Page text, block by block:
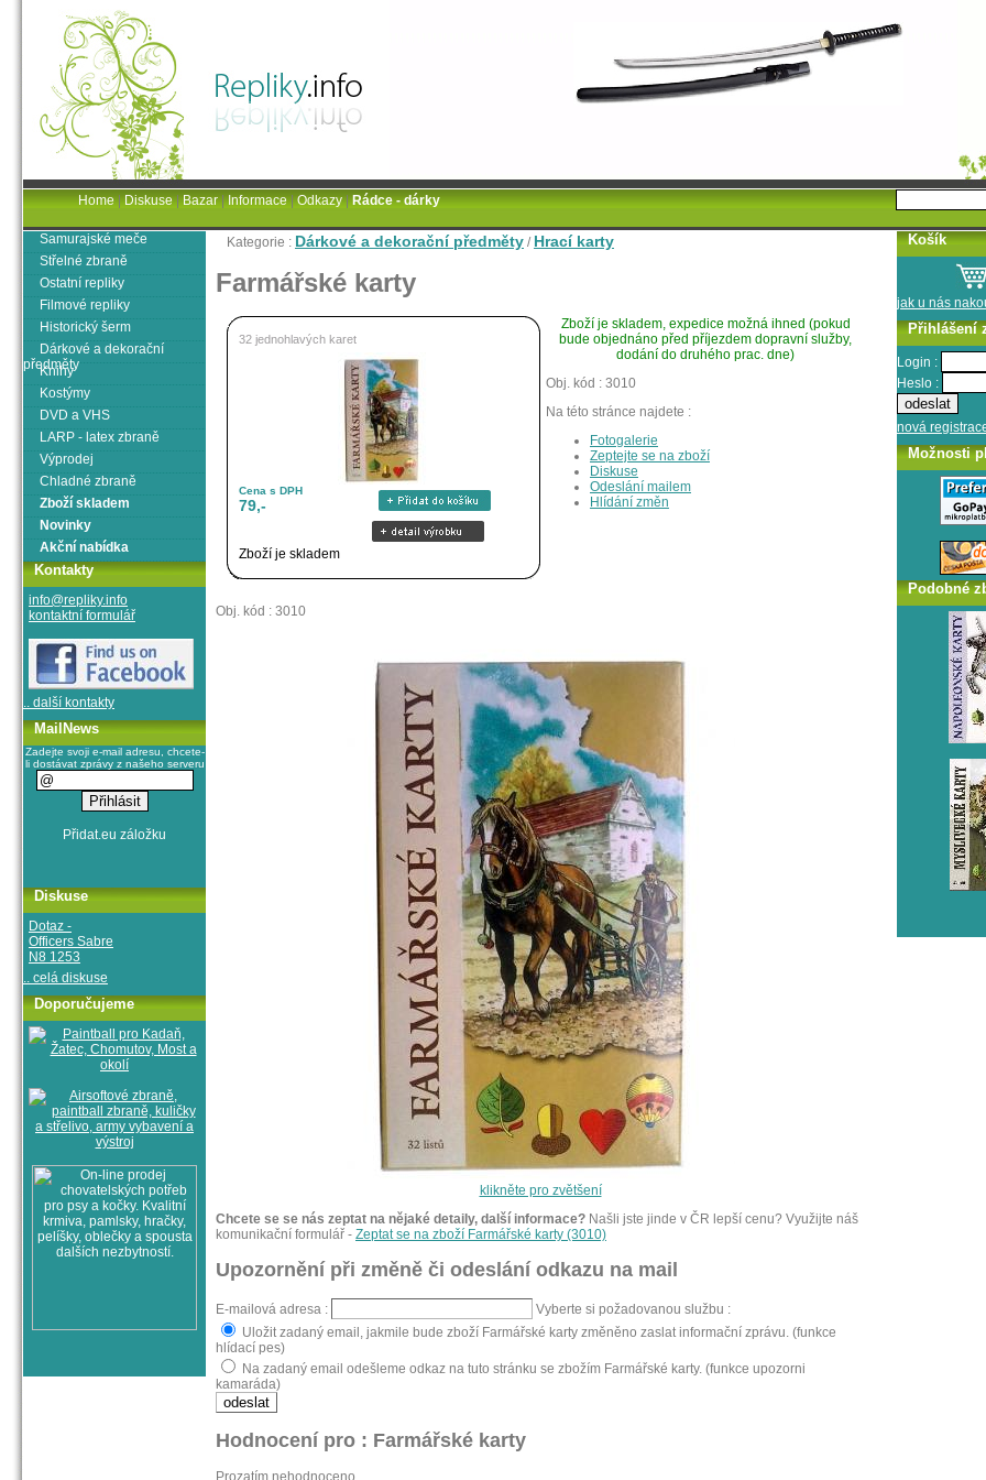
Kategorie : Dárkové a dekorační předměty / Hrací karty
Farmářské karty
32 jednohlavých karet
Cena s DPH
79,-
Zboží je skladem
Zboží je skladem, expedice možná ihned (pokud
bude objednáno před příjezdem dopravní služby,
dodání do druhého prac. dne)
Obj. kód : 3010
Na této stránce najdete :
Fotogalerie
Zeptejte se na zboží
Diskuse
Odeslání mailem
Hlídání změn
Obj. kód : 3010
klikněte pro zvětšení
Chcete se se nás zeptat na nějaké detaily, další informace? Našli jste jinde v ČR lepší cenu? Využijte náš
komunikační formulář - Zeptat se na zboží Farmářské karty (3010)
Upozornění při změně či odeslání odkazu na mail
E-mailová adresa :
Vyberte si požadovanou službu :
Uložit zadaný email, jakmile bude zboží Farmářské karty změněno zaslat informační zprávu. (funkce
hlídací pes)
Na zadaný email odešleme odkaz na tuto stránku se zbožím Farmářské karty. (funkce upozorni
kamaráda)
Hodnocení pro : Farmářské karty
Prozatím nehodnoceno
Samurajské meče
Střelné zbraně
Ostatní repliky
Filmové repliky
Historický šerm
Dárkové a dekorační
předměty
Knihy
Kostýmy
DVD a VHS
LARP - latex zbraně
Výprodej
Chladné zbraně
Zboží skladem
Novinky
Akční nabídka
Kontakty
info@repliky.info
kontaktní formulář
.. další kontakty
MailNews
Zadejte svoji e-mail adresu, chcete-
li dostávat zprávy z našeho serveru
Diskuse
Dotaz -
Officers Sabre
N8 1253
.. celá diskuse
Doporučujeme
Košík
jak u nás
Přihlášení
Login :
Heslo :
nová
Možnosti
Podobné
Home|Diskuse|Bazar|Informace|Odkazy|Rádce - dárky